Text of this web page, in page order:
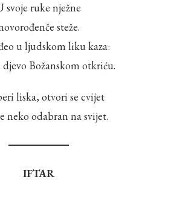
svoje ruke nježne
steže.
u ljudskom liku kaza:
djevo Božanskom otkriću.
liska, otvori se cvijet
neko odabran na svijet.
IFTAR